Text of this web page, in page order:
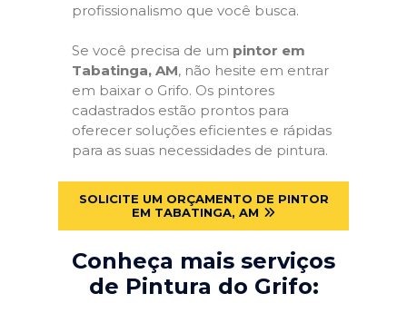
profissionalismo que você busca.
Se você precisa de um pintor em
Tabatinga, AM, não hesite em entrar
em baixar o Grifo. Os pintores
cadastrados estão prontos para
oferecer soluções eficientes e rápidas
para as suas necessidades de pintura.
SOLICITE UM ORÇAMENTO DE PINTOR
EM TABATINGA, AM
Conheça mais serviços
de Pintura do Grifo: